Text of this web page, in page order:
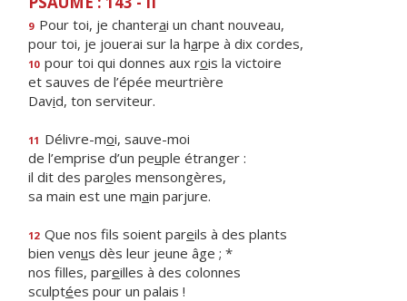
9 Pour toi, je chanterai un chant nouveau,
pour toi, je jouerai sur la harpe à dix cordes,
10 pour toi qui donnes aux rois la victoire
et sauves de l’épée meurtrière
David, ton serviteur.
11 Délivre-moi, sauve-moi
de l’emprise d’un peuple étranger :
il dit des paroles mensongères,
sa main est une main parjure.
12 Que nos fils soient pareils à des plants
bien venus dès leur jeune âge ; *
nos filles, pareilles à des colonnes
sculptées pour un palais !